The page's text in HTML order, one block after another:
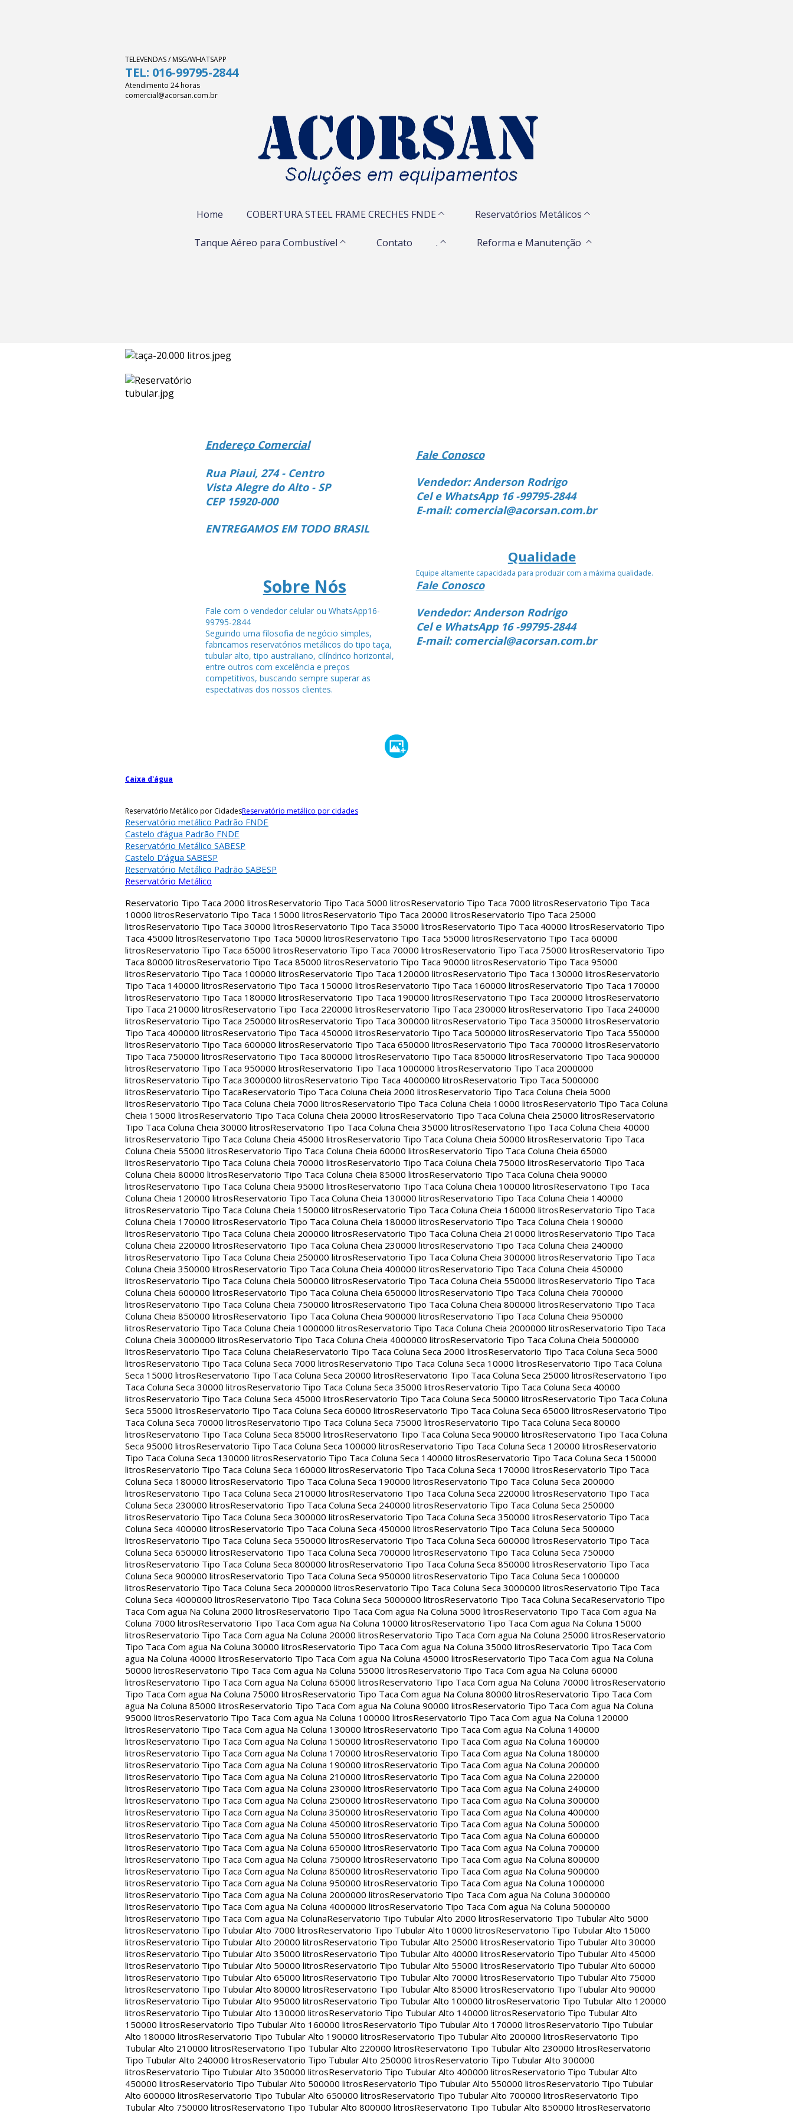
TELEVENDAS / MSG/WHATSAPP
TEL: 016-99795-2844
Atendimento 24 horas
comercial@acorsan.com.br
Home COBERTURA STEEL FRAME CRECHES FNDE Reservatórios Metálicos
Tanque Aéreo para Combustível Contato . Reforma e Manutenção
Endereço Comercial
Rua Piaui, 274 - Centro
Vista Alegre do Alto - SP
CEP 15920-000
ENTREGAMOS EM TODO BRASIL
Sobre Nós
Fale com o vendedor celular ou WhatsApp16-
99795-2844
Seguindo uma filosofia de negócio simples,
fabricamos reservatórios metálicos do tipo taça,
tubular alto, tipo australiano, cilíndrico horizontal,
entre outros com excelência e preços
competitivos, buscando sempre superar as
espectativas dos nossos clientes.
Fale Conosco
Vendedor: Anderson Rodrigo
Cel e WhatsApp 16 -99795-2844
E-mail: comercial@acorsan.com.br
Qualidade
Equipe altamente capacidada para produzir com a máxima qualidade.
Fale Conosco
Vendedor: Anderson Rodrigo
Cel e WhatsApp 16 -99795-2844
E-mail: comercial@acorsan.com.br
Caixa d'água
Reservatório Metálico por CidadesReservatório metálico por cidades
Reservatório metálico Padrão FNDE
Castelo d’água Padrão FNDE
Reservatório Metálico SABESP
Castelo D’água SABESP
Reservatório Metálico Padrão SABESP
Reservatório Metálico
Reservatorio Tipo Taca 2000 litrosReservatorio Tipo Taca 5000 litrosReservatorio Tipo Taca 7000 litrosReservatorio Tipo Taca
10000 litrosReservatorio Tipo Taca 15000 litrosReservatorio Tipo Taca 20000 litrosReservatorio Tipo Taca 25000
litrosReservatorio Tipo Taca 30000 litrosReservatorio Tipo Taca 35000 litrosReservatorio Tipo Taca 40000 litrosReservatorio Tipo
Taca 45000 litrosReservatorio Tipo Taca 50000 litrosReservatorio Tipo Taca 55000 litrosReservatorio Tipo Taca 60000
litrosReservatorio Tipo Taca 65000 litrosReservatorio Tipo Taca 70000 litrosReservatorio Tipo Taca 75000 litrosReservatorio Tipo
Taca 80000 litrosReservatorio Tipo Taca 85000 litrosReservatorio Tipo Taca 90000 litrosReservatorio Tipo Taca 95000
litrosReservatorio Tipo Taca 100000 litrosReservatorio Tipo Taca 120000 litrosReservatorio Tipo Taca 130000 litrosReservatorio
Tipo Taca 140000 litrosReservatorio Tipo Taca 150000 litrosReservatorio Tipo Taca 160000 litrosReservatorio Tipo Taca 170000
litrosReservatorio Tipo Taca 180000 litrosReservatorio Tipo Taca 190000 litrosReservatorio Tipo Taca 200000 litrosReservatorio
Tipo Taca 210000 litrosReservatorio Tipo Taca 220000 litrosReservatorio Tipo Taca 230000 litrosReservatorio Tipo Taca 240000
litrosReservatorio Tipo Taca 250000 litrosReservatorio Tipo Taca 300000 litrosReservatorio Tipo Taca 350000 litrosReservatorio
Tipo Taca 400000 litrosReservatorio Tipo Taca 450000 litrosReservatorio Tipo Taca 500000 litrosReservatorio Tipo Taca 550000
litrosReservatorio Tipo Taca 600000 litrosReservatorio Tipo Taca 650000 litrosReservatorio Tipo Taca 700000 litrosReservatorio
Tipo Taca 750000 litrosReservatorio Tipo Taca 800000 litrosReservatorio Tipo Taca 850000 litrosReservatorio Tipo Taca 900000
litrosReservatorio Tipo Taca 950000 litrosReservatorio Tipo Taca 1000000 litrosReservatorio Tipo Taca 2000000
litrosReservatorio Tipo Taca 3000000 litrosReservatorio Tipo Taca 4000000 litrosReservatorio Tipo Taca 5000000
litrosReservatorio Tipo TacaReservatorio Tipo Taca Coluna Cheia 2000 litrosReservatorio Tipo Taca Coluna Cheia 5000
litrosReservatorio Tipo Taca Coluna Cheia 7000 litrosReservatorio Tipo Taca Coluna Cheia 10000 litrosReservatorio Tipo Taca Coluna
Cheia 15000 litrosReservatorio Tipo Taca Coluna Cheia 20000 litrosReservatorio Tipo Taca Coluna Cheia 25000 litrosReservatorio
Tipo Taca Coluna Cheia 30000 litrosReservatorio Tipo Taca Coluna Cheia 35000 litrosReservatorio Tipo Taca Coluna Cheia 40000
litrosReservatorio Tipo Taca Coluna Cheia 45000 litrosReservatorio Tipo Taca Coluna Cheia 50000 litrosReservatorio Tipo Taca
Coluna Cheia 55000 litrosReservatorio Tipo Taca Coluna Cheia 60000 litrosReservatorio Tipo Taca Coluna Cheia 65000
litrosReservatorio Tipo Taca Coluna Cheia 70000 litrosReservatorio Tipo Taca Coluna Cheia 75000 litrosReservatorio Tipo Taca
Coluna Cheia 80000 litrosReservatorio Tipo Taca Coluna Cheia 85000 litrosReservatorio Tipo Taca Coluna Cheia 90000
litrosReservatorio Tipo Taca Coluna Cheia 95000 litrosReservatorio Tipo Taca Coluna Cheia 100000 litrosReservatorio Tipo Taca
Coluna Cheia 120000 litrosReservatorio Tipo Taca Coluna Cheia 130000 litrosReservatorio Tipo Taca Coluna Cheia 140000
litrosReservatorio Tipo Taca Coluna Cheia 150000 litrosReservatorio Tipo Taca Coluna Cheia 160000 litrosReservatorio Tipo Taca
Coluna Cheia 170000 litrosReservatorio Tipo Taca Coluna Cheia 180000 litrosReservatorio Tipo Taca Coluna Cheia 190000
litrosReservatorio Tipo Taca Coluna Cheia 200000 litrosReservatorio Tipo Taca Coluna Cheia 210000 litrosReservatorio Tipo Taca
Coluna Cheia 220000 litrosReservatorio Tipo Taca Coluna Cheia 230000 litrosReservatorio Tipo Taca Coluna Cheia 240000
litrosReservatorio Tipo Taca Coluna Cheia 250000 litrosReservatorio Tipo Taca Coluna Cheia 300000 litrosReservatorio Tipo Taca
Coluna Cheia 350000 litrosReservatorio Tipo Taca Coluna Cheia 400000 litrosReservatorio Tipo Taca Coluna Cheia 450000
litrosReservatorio Tipo Taca Coluna Cheia 500000 litrosReservatorio Tipo Taca Coluna Cheia 550000 litrosReservatorio Tipo Taca
Coluna Cheia 600000 litrosReservatorio Tipo Taca Coluna Cheia 650000 litrosReservatorio Tipo Taca Coluna Cheia 700000
litrosReservatorio Tipo Taca Coluna Cheia 750000 litrosReservatorio Tipo Taca Coluna Cheia 800000 litrosReservatorio Tipo Taca
Coluna Cheia 850000 litrosReservatorio Tipo Taca Coluna Cheia 900000 litrosReservatorio Tipo Taca Coluna Cheia 950000
litrosReservatorio Tipo Taca Coluna Cheia 1000000 litrosReservatorio Tipo Taca Coluna Cheia 2000000 litrosReservatorio Tipo Taca
Coluna Cheia 3000000 litrosReservatorio Tipo Taca Coluna Cheia 4000000 litrosReservatorio Tipo Taca Coluna Cheia 5000000
litrosReservatorio Tipo Taca Coluna CheiaReservatorio Tipo Taca Coluna Seca 2000 litrosReservatorio Tipo Taca Coluna Seca 5000
litrosReservatorio Tipo Taca Coluna Seca 7000 litrosReservatorio Tipo Taca Coluna Seca 10000 litrosReservatorio Tipo Taca Coluna
Seca 15000 litrosReservatorio Tipo Taca Coluna Seca 20000 litrosReservatorio Tipo Taca Coluna Seca 25000 litrosReservatorio Tipo
Taca Coluna Seca 30000 litrosReservatorio Tipo Taca Coluna Seca 35000 litrosReservatorio Tipo Taca Coluna Seca 40000
litrosReservatorio Tipo Taca Coluna Seca 45000 litrosReservatorio Tipo Taca Coluna Seca 50000 litrosReservatorio Tipo Taca Coluna
Seca 55000 litrosReservatorio Tipo Taca Coluna Seca 60000 litrosReservatorio Tipo Taca Coluna Seca 65000 litrosReservatorio Tipo
Taca Coluna Seca 70000 litrosReservatorio Tipo Taca Coluna Seca 75000 litrosReservatorio Tipo Taca Coluna Seca 80000
litrosReservatorio Tipo Taca Coluna Seca 85000 litrosReservatorio Tipo Taca Coluna Seca 90000 litrosReservatorio Tipo Taca Coluna
Seca 95000 litrosReservatorio Tipo Taca Coluna Seca 100000 litrosReservatorio Tipo Taca Coluna Seca 120000 litrosReservatorio
Tipo Taca Coluna Seca 130000 litrosReservatorio Tipo Taca Coluna Seca 140000 litrosReservatorio Tipo Taca Coluna Seca 150000
litrosReservatorio Tipo Taca Coluna Seca 160000 litrosReservatorio Tipo Taca Coluna Seca 170000 litrosReservatorio Tipo Taca
Coluna Seca 180000 litrosReservatorio Tipo Taca Coluna Seca 190000 litrosReservatorio Tipo Taca Coluna Seca 200000
litrosReservatorio Tipo Taca Coluna Seca 210000 litrosReservatorio Tipo Taca Coluna Seca 220000 litrosReservatorio Tipo Taca
Coluna Seca 230000 litrosReservatorio Tipo Taca Coluna Seca 240000 litrosReservatorio Tipo Taca Coluna Seca 250000
litrosReservatorio Tipo Taca Coluna Seca 300000 litrosReservatorio Tipo Taca Coluna Seca 350000 litrosReservatorio Tipo Taca
Coluna Seca 400000 litrosReservatorio Tipo Taca Coluna Seca 450000 litrosReservatorio Tipo Taca Coluna Seca 500000
litrosReservatorio Tipo Taca Coluna Seca 550000 litrosReservatorio Tipo Taca Coluna Seca 600000 litrosReservatorio Tipo Taca
Coluna Seca 650000 litrosReservatorio Tipo Taca Coluna Seca 700000 litrosReservatorio Tipo Taca Coluna Seca 750000
litrosReservatorio Tipo Taca Coluna Seca 800000 litrosReservatorio Tipo Taca Coluna Seca 850000 litrosReservatorio Tipo Taca
Coluna Seca 900000 litrosReservatorio Tipo Taca Coluna Seca 950000 litrosReservatorio Tipo Taca Coluna Seca 1000000
litrosReservatorio Tipo Taca Coluna Seca 2000000 litrosReservatorio Tipo Taca Coluna Seca 3000000 litrosReservatorio Tipo Taca
Coluna Seca 4000000 litrosReservatorio Tipo Taca Coluna Seca 5000000 litrosReservatorio Tipo Taca Coluna SecaReservatorio Tipo
Taca Com agua Na Coluna 2000 litrosReservatorio Tipo Taca Com agua Na Coluna 5000 litrosReservatorio Tipo Taca Com agua Na
Coluna 7000 litrosReservatorio Tipo Taca Com agua Na Coluna 10000 litrosReservatorio Tipo Taca Com agua Na Coluna 15000
litrosReservatorio Tipo Taca Com agua Na Coluna 20000 litrosReservatorio Tipo Taca Com agua Na Coluna 25000 litrosReservatorio
Tipo Taca Com agua Na Coluna 30000 litrosReservatorio Tipo Taca Com agua Na Coluna 35000 litrosReservatorio Tipo Taca Com
agua Na Coluna 40000 litrosReservatorio Tipo Taca Com agua Na Coluna 45000 litrosReservatorio Tipo Taca Com agua Na Coluna
50000 litrosReservatorio Tipo Taca Com agua Na Coluna 55000 litrosReservatorio Tipo Taca Com agua Na Coluna 60000
litrosReservatorio Tipo Taca Com agua Na Coluna 65000 litrosReservatorio Tipo Taca Com agua Na Coluna 70000 litrosReservatorio
Tipo Taca Com agua Na Coluna 75000 litrosReservatorio Tipo Taca Com agua Na Coluna 80000 litrosReservatorio Tipo Taca Com
agua Na Coluna 85000 litrosReservatorio Tipo Taca Com agua Na Coluna 90000 litrosReservatorio Tipo Taca Com agua Na Coluna
95000 litrosReservatorio Tipo Taca Com agua Na Coluna 100000 litrosReservatorio Tipo Taca Com agua Na Coluna 120000
litrosReservatorio Tipo Taca Com agua Na Coluna 130000 litrosReservatorio Tipo Taca Com agua Na Coluna 140000
litrosReservatorio Tipo Taca Com agua Na Coluna 150000 litrosReservatorio Tipo Taca Com agua Na Coluna 160000
litrosReservatorio Tipo Taca Com agua Na Coluna 170000 litrosReservatorio Tipo Taca Com agua Na Coluna 180000
litrosReservatorio Tipo Taca Com agua Na Coluna 190000 litrosReservatorio Tipo Taca Com agua Na Coluna 200000
litrosReservatorio Tipo Taca Com agua Na Coluna 210000 litrosReservatorio Tipo Taca Com agua Na Coluna 220000
litrosReservatorio Tipo Taca Com agua Na Coluna 230000 litrosReservatorio Tipo Taca Com agua Na Coluna 240000
litrosReservatorio Tipo Taca Com agua Na Coluna 250000 litrosReservatorio Tipo Taca Com agua Na Coluna 300000
litrosReservatorio Tipo Taca Com agua Na Coluna 350000 litrosReservatorio Tipo Taca Com agua Na Coluna 400000
litrosReservatorio Tipo Taca Com agua Na Coluna 450000 litrosReservatorio Tipo Taca Com agua Na Coluna 500000
litrosReservatorio Tipo Taca Com agua Na Coluna 550000 litrosReservatorio Tipo Taca Com agua Na Coluna 600000
litrosReservatorio Tipo Taca Com agua Na Coluna 650000 litrosReservatorio Tipo Taca Com agua Na Coluna 700000
litrosReservatorio Tipo Taca Com agua Na Coluna 750000 litrosReservatorio Tipo Taca Com agua Na Coluna 800000
litrosReservatorio Tipo Taca Com agua Na Coluna 850000 litrosReservatorio Tipo Taca Com agua Na Coluna 900000
litrosReservatorio Tipo Taca Com agua Na Coluna 950000 litrosReservatorio Tipo Taca Com agua Na Coluna 1000000
litrosReservatorio Tipo Taca Com agua Na Coluna 2000000 litrosReservatorio Tipo Taca Com agua Na Coluna 3000000
litrosReservatorio Tipo Taca Com agua Na Coluna 4000000 litrosReservatorio Tipo Taca Com agua Na Coluna 5000000
litrosReservatorio Tipo Taca Com agua Na ColunaReservatorio Tipo Tubular Alto 2000 litrosReservatorio Tipo Tubular Alto 5000
litrosReservatorio Tipo Tubular Alto 7000 litrosReservatorio Tipo Tubular Alto 10000 litrosReservatorio Tipo Tubular Alto 15000
litrosReservatorio Tipo Tubular Alto 20000 litrosReservatorio Tipo Tubular Alto 25000 litrosReservatorio Tipo Tubular Alto 30000
litrosReservatorio Tipo Tubular Alto 35000 litrosReservatorio Tipo Tubular Alto 40000 litrosReservatorio Tipo Tubular Alto 45000
litrosReservatorio Tipo Tubular Alto 50000 litrosReservatorio Tipo Tubular Alto 55000 litrosReservatorio Tipo Tubular Alto 60000
litrosReservatorio Tipo Tubular Alto 65000 litrosReservatorio Tipo Tubular Alto 70000 litrosReservatorio Tipo Tubular Alto 75000
litrosReservatorio Tipo Tubular Alto 80000 litrosReservatorio Tipo Tubular Alto 85000 litrosReservatorio Tipo Tubular Alto 90000
litrosReservatorio Tipo Tubular Alto 95000 litrosReservatorio Tipo Tubular Alto 100000 litrosReservatorio Tipo Tubular Alto 120000
litrosReservatorio Tipo Tubular Alto 130000 litrosReservatorio Tipo Tubular Alto 140000 litrosReservatorio Tipo Tubular Alto
150000 litrosReservatorio Tipo Tubular Alto 160000 litrosReservatorio Tipo Tubular Alto 170000 litrosReservatorio Tipo Tubular
Alto 180000 litrosReservatorio Tipo Tubular Alto 190000 litrosReservatorio Tipo Tubular Alto 200000 litrosReservatorio Tipo
Tubular Alto 210000 litrosReservatorio Tipo Tubular Alto 220000 litrosReservatorio Tipo Tubular Alto 230000 litrosReservatorio
Tipo Tubular Alto 240000 litrosReservatorio Tipo Tubular Alto 250000 litrosReservatorio Tipo Tubular Alto 300000
litrosReservatorio Tipo Tubular Alto 350000 litrosReservatorio Tipo Tubular Alto 400000 litrosReservatorio Tipo Tubular Alto
450000 litrosReservatorio Tipo Tubular Alto 500000 litrosReservatorio Tipo Tubular Alto 550000 litrosReservatorio Tipo Tubular
Alto 600000 litrosReservatorio Tipo Tubular Alto 650000 litrosReservatorio Tipo Tubular Alto 700000 litrosReservatorio Tipo
Tubular Alto 750000 litrosReservatorio Tipo Tubular Alto 800000 litrosReservatorio Tipo Tubular Alto 850000 litrosReservatorio